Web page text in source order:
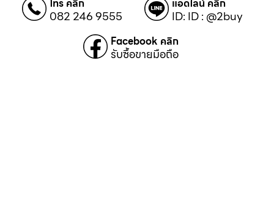
โทร คลิก
082 246 9555
แอดไลน์ คลิก
ID: ID : @2buy
Facebook คลิก
รับซื้อขายมือถือ